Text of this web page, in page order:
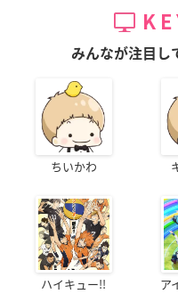
みんなが注目し
ちいかわ
ハイキュー!! ア